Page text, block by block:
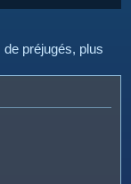
e
préjugés, plus